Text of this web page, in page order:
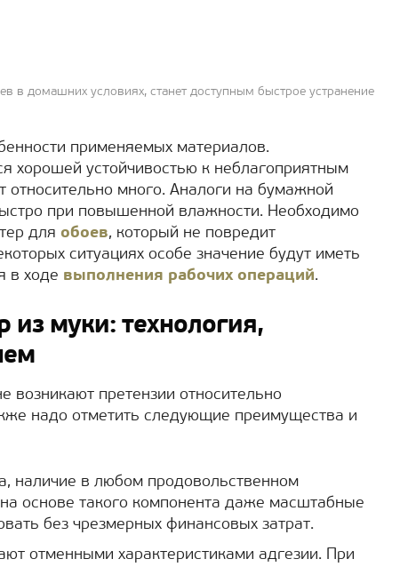
в домашних условиях, станет доступным быстрое устранение
применяемых материалов.
хорошей устойчивостью к неблагоприятным
относительно много. Аналоги на бумажной
при повышенной влажности. Необходимо
для обоев, который не повредит
ситуациях особе значение будут иметь
в ходе выполнения рабочих операций.
из муки: технология,
возникают претензии относительно
надо отметить следующие преимущества и
наличие в любом продовольственном
основе такого компонента даже масштабные
без чрезмерных финансовых затрат.
отменными характеристиками адгезии. При